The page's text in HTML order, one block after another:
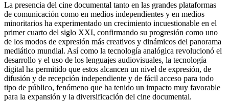
La presencia del cine documental tanto en las grandes plataformas
de comunicación como en medios independientes y en medios
minoritarios ha experimentado un crecimiento incuestionable en el
primer cuarto del siglo XXI, confirmando su progresión como uno
de los modos de expresión más creativos y dinámicos del panorama
mediático mundial. Así como la tecnología analógica revolucionó el
desarrollo y el uso de los lenguajes audiovisuales, la tecnología
digital ha permitido que estos alcancen un nivel de expresión, de
difusión y de recepción independiente y de fácil acceso para todo
tipo de público, fenómeno que ha tenido un impacto muy favorable
para la expansión y la diversificación del cine documental.